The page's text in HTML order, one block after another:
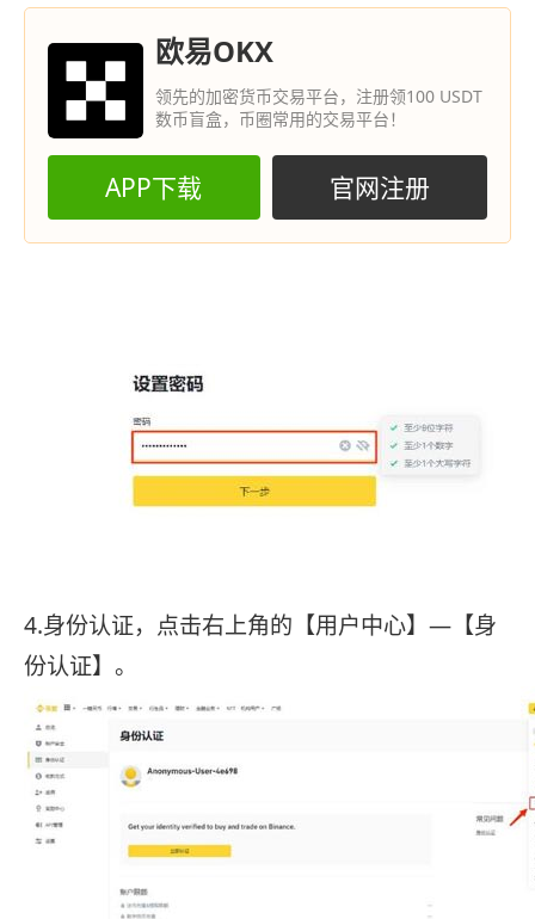
欧易OKX
领先的加密货币交易平台，注册领100 USDT
数币盲盒，币圈常用的交易平台！
APP下载 官网注册
4.身份认证，点击右上角的【用户中心】—【身
份认证】。